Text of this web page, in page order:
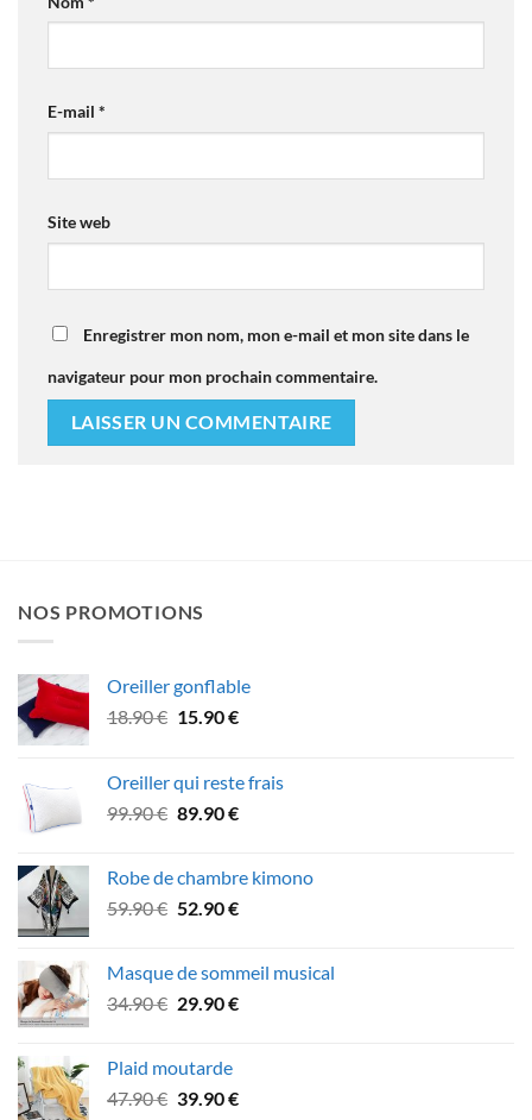
E-mail *
Site web
Enregistrer mon nom, mon e-mail et mon site dans le
navigateur pour mon prochain commentaire.
NOS PROMOTIONS
Oreiller gonflable
18.90€ Le
était :
18.90 €.
15.90€Le
est :
15.90 €.
Oreiller qui reste frais
99.90€ Le
était :
99.90 €.
89.90€Le
est :
89.90 €.
Robe de chambre kimono
59.90€ Le
était :
59.90 €.
52.90€Le
est :
52.90 €.
Masque de sommeil musical
34.90€ Le
était :
34.90 €.
29.90€Le
29.90 €.
Plaid moutarde
47.90€ Le
39.90€Le